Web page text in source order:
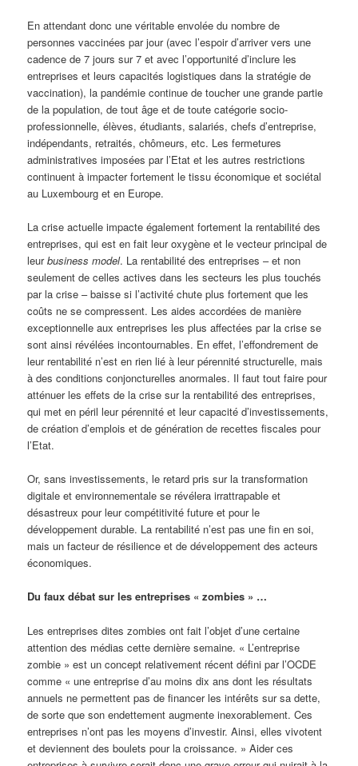
En attendant donc une véritable envolée du nombre de
personnes vaccinées par jour (avec l’espoir d’arriver vers une
cadence de 7 jours sur 7 et avec l’opportunité d’inclure les
entreprises et leurs capacités logistiques dans la stratégie de
vaccination), la pandémie continue de toucher une grande partie
de la population, de tout âge et de toute catégorie socio-
professionnelle, élèves, étudiants, salariés, chefs d’entreprise,
indépendants, retraités, chômeurs, etc. Les fermetures
administratives imposées par l’Etat et les autres restrictions
continuent à impacter fortement le tissu économique et sociétal
au Luxembourg et en Europe.
La crise actuelle impacte également fortement la rentabilité des
entreprises, qui est en fait leur oxygène et le vecteur principal de
leurbusiness model. La rentabilité des entreprises – et non
seulement de celles actives dans les secteurs les plus touchés
par la crise – baisse si l’activité chute plus fortement que les
coûts ne se compressent. Les aides accordées de manière
exceptionnelle aux entreprises les plus affectées par la crise se
sont ainsi révélées incontournables. En effet, l’effondrement de
leur rentabilité n’est en rien lié à leur pérennité structurelle, mais
à des conditions conjoncturelles anormales. Il faut tout faire pour
atténuer les effets de la crise sur la rentabilité des entreprises,
qui met en péril leur pérennité et leur capacité d’investissements,
de création d’emplois et de génération de recettes fiscales pour
l’Etat.
Or, sans investissements, le retard pris sur la transformation
digitale et environnementale se révélera irrattrapable et
désastreux pour leur compétitivité future et pour le
développement durable. La rentabilité n’est pas une fin en soi,
mais un facteur de résilience et de développement des acteurs
économiques.
Du faux débat sur les entreprises « zombies » …
Les entreprises dites zombies ont fait l’objet d’une certaine
attention des médias cette dernière semaine. « L’entreprise
zombie » est un concept relativement récent défini par l’OCDE
comme « une entreprise d’au moins dix ans dont les résultats
annuels ne permettent pas de financer les intérêts sur sa dette,
de sorte que son endettement augmente inexorablement. Ces
entreprises n’ont pas les moyens d’investir. Ainsi, elles vivotent
et deviennent des boulets pour la croissance. » Aider ces